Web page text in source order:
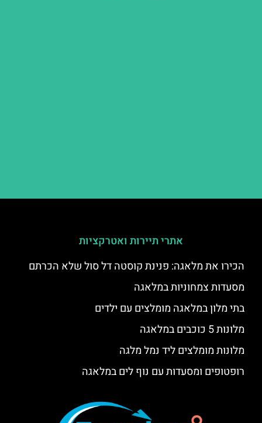
אתרי תיירות ואטרקציות
הכירו את מלאגה: פנינת קוסטה דל סול שלא הכרתם
מסעדות צמחוניות במלאגה
בתי מלון במלאגה מומלצים עם ילדים
מלונות 5 כוכבים במלאגה
מלונות מומלצים ליד נמל מלגה
רופטופים ומסעדות עם נוף לים במלאגה